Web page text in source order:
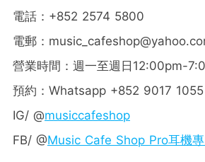
電話：+852 2574 5800
電郵：
營業時間：週一至週日12:00pm-
預約：Whatsapp +852 9017 1055
IG/ @musiccafeshop
FB/ @Music Cafe Shop Pro耳機